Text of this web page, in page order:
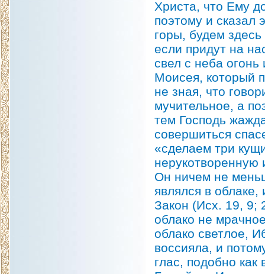
Христа, что Ему
поэтому и сказал
горы, будем
если придут на
свел с неба
Моисея, который
не зная, что
мучительное, а
тем Господь
совершиться
«сделаем три
нерукотворенную
Он ничем не
являлся в
Закон (Исх. 19, 9;
облако не
облако светлое,
воссияла, и
глас, подобно